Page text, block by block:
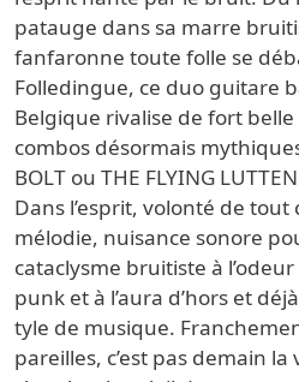
patauge dans sa marre
fanfaronne toute folle se
Folledingue, ce duo guitare
Belgique rivalise de fort
combos désormais
BOLT ou THE FLYING
Dans l’esprit, volonté de
mélodie, nuisance sonore
cataclysme bruitiste à l’odeur
punk et à l’aura d’hors et
tyle de musique.
pareilles, c’est pas demain la